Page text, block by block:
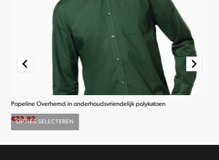
OPTIES SELECTEREN
product
Popeline Overhemd in onderhoudsvriendelijk polykatoen
€22,92